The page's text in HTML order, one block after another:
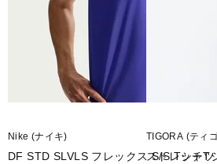
Nike (ナイキ)
DF STD SLVLS フレックス S/S Tシャツ
TIGORA (ティ
ストレッチT